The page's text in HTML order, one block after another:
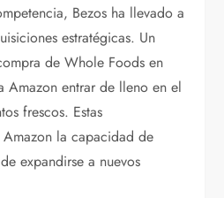
Bezos ha llevado a
estratégicas. Un
de Whole Foods en
Amazon entrar de lleno en el
frescos. Estas
la capacidad de
expandirse a nuevos